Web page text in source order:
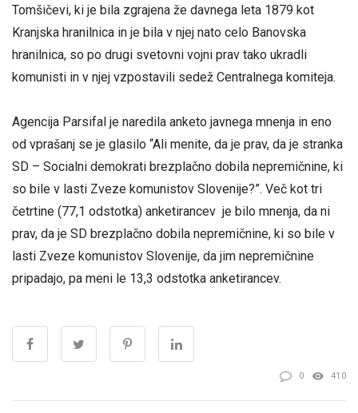
Tomšičevi, ki je bila zgrajena že davnega leta 1879 kot
Kranjska hranilnica in je bila v njej nato celo Banovska
hranilnica, so po drugi svetovni vojni prav tako ukradli
komunisti in v njej vzpostavili sedež Centralnega komiteja.
Agencija Parsifal je naredila anketo javnega mnenja in eno
od vprašanj se je glasilo “Ali menite, da je prav, da je stranka
SD – Socialni demokrati brezplačno dobila nepremičnine, ki
so bile v lasti Zveze komunistov Slovenije?”. Več kot tri
četrtine (77,1 odstotka) anketirancev je bilo mnenja, da ni
prav, da je SD brezplačno dobila nepremičnine, ki so bile v
lasti Zveze komunistov Slovenije, da jim nepremičnine
pripadajo, pa meni le 13,3 odstotka anketirancev.
0 410